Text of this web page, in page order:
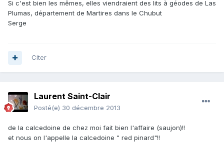
Si c'est bien les mêmes, elles viendraient des lits à géodes de Las
Plumas, département de Martires dans le Chubut
Serge
Citer
Laurent Saint-Clair
Posté(e) 30 décembre 2013
de la calcedoine de chez moi fait bien l'affaire (saujon)!!
et nous on l'appelle la calcedoine " red pinard"!!